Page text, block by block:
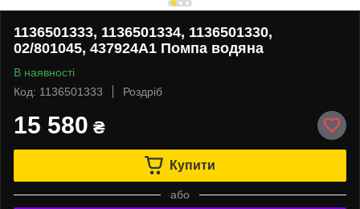
1136501333, 1136501334, 1136501330,
02/801045, 437924A1 Помпа водяна
В наявності
Код: 1136501333
Роздріб
15 580 ₴
Купити
або